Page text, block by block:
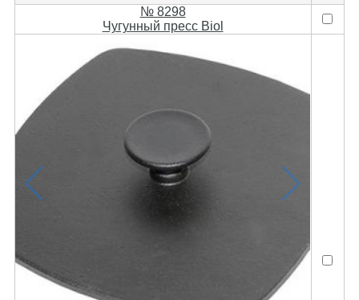
№ 8298
Чугунный пресс Biol